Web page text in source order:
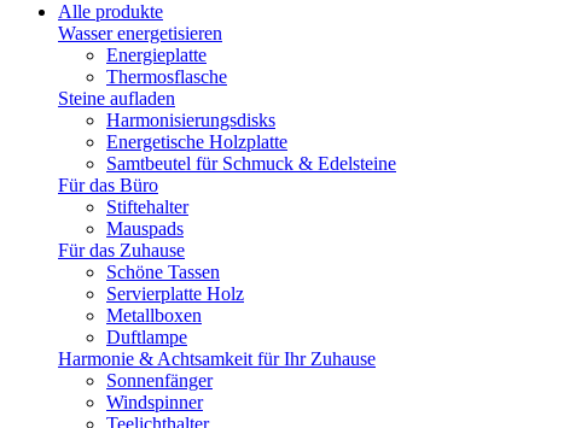
Alle produkte
Wasser energetisieren
Energieplatte​
Thermosflasche
Steine aufladen
Harmonisierungsdisks
Energetische Holzplatte
Samtbeutel für Schmuck & Edelsteine
Für das Büro
Stiftehalter
Mauspads
Für das Zuhause
Schöne Tassen
Servierplatte Holz
Metallboxen
Duftlampe
Harmonie & Achtsamkeit für Ihr Zuhause
Sonnenfänger
Windspinner
Teelichthalter